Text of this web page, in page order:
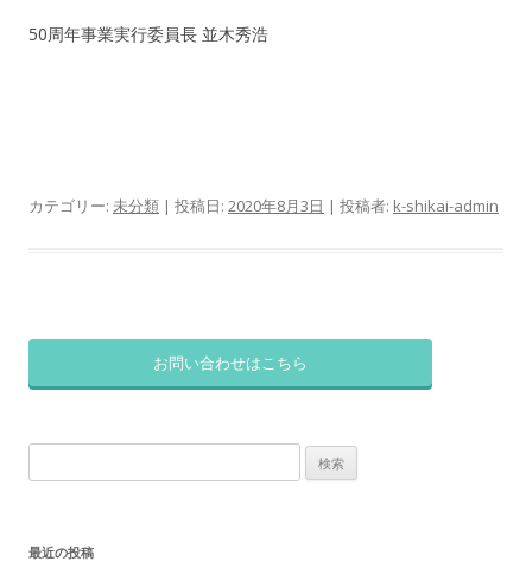
50周年事業実行委員長 並木秀浩
カテゴリー: 未分類 | 投稿日: 2020年8月3日 | 投稿者: k-shikai-admin
お問い合わせはこちら
索:
最近の投稿